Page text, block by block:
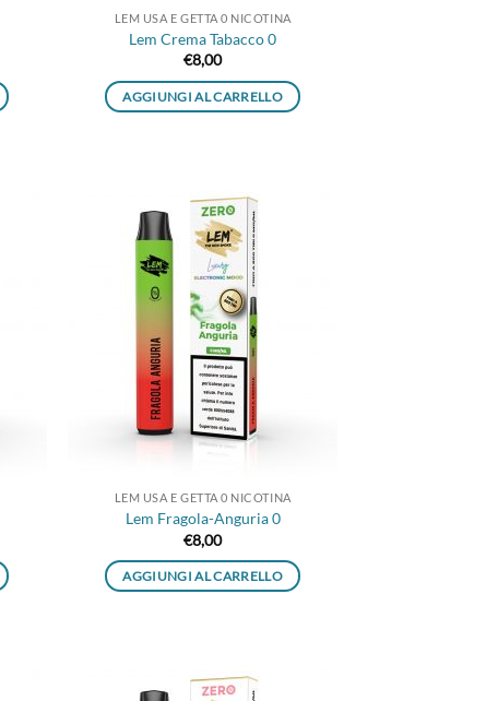
LEM USA E GETTA 0 NICOTINA
Lem Crema Tabacco 0
€8,00
AGGIUNGI AL CARRELLO
LEM USA E GETTA 0 NICOTINA
Lem Fragola-Anguria 0
€8,00
AGGIUNGI AL CARRELLO